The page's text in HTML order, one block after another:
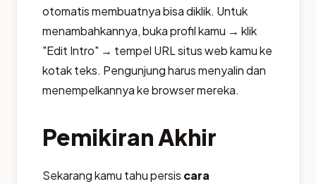
otomatis membuatnya bisa diklik. Untuk
menambahkannya, buka profil kamu → klik
"Edit Intro" → tempel URL situs web kamu ke
kotak teks. Pengunjung harus menyalin dan
menempelkannya ke browser mereka.
Pemikiran Akhir
Sekarang kamu tahu persis cara